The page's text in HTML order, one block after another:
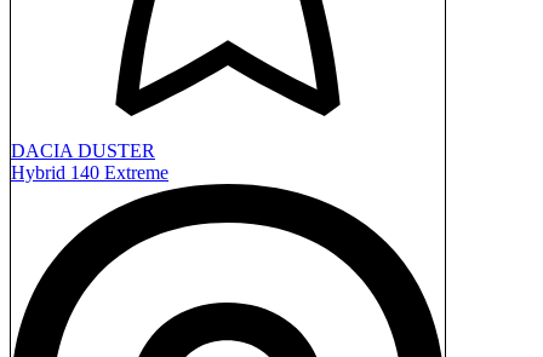
DACIA DUSTER
Hybrid 140 Extreme